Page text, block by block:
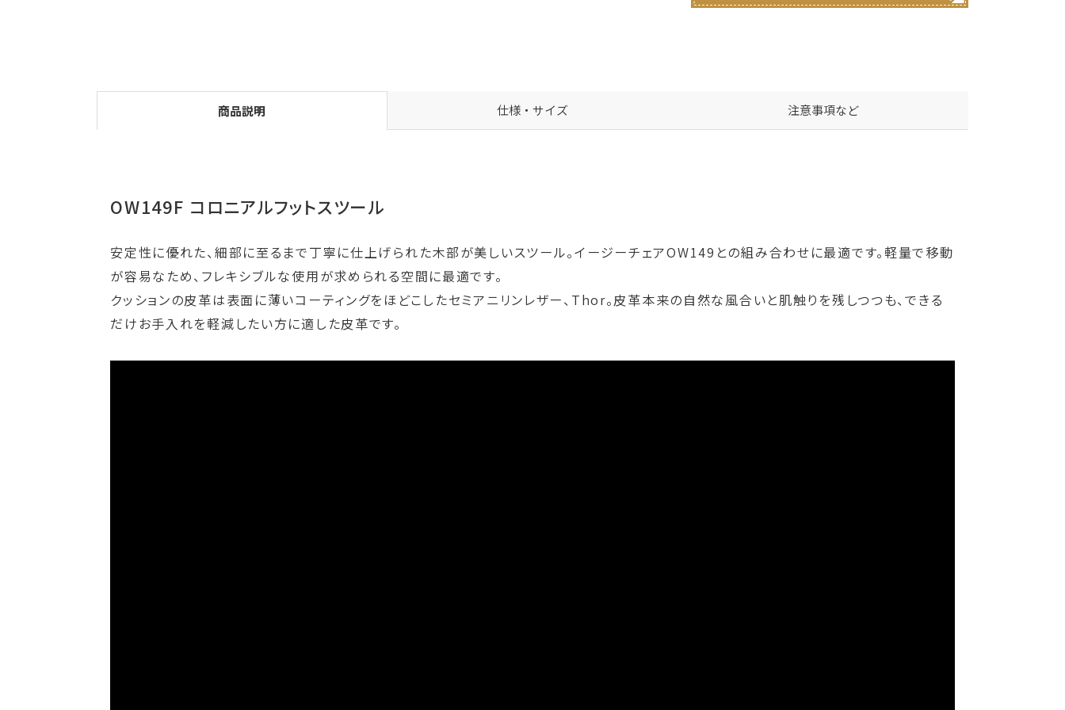
商品説明 仕様・サイズ 注意事項など
OW149F コロニアルフットスツール
安定性に優れた、細部に至るまで丁寧に仕上げられた木部が美しいスツール。イージーチェアOW149との組み合わせに最適です。軽量で移動
が容易なため、フレキシブルな使用が求められる空間に最適です。
クッションの皮革は表面に薄いコーティングをほどこしたセミアニリンレザー、Thor。皮革本来の自然な風合いと肌触りを残しつつも、できる
だけお手入れを軽減したい方に適した皮革です。